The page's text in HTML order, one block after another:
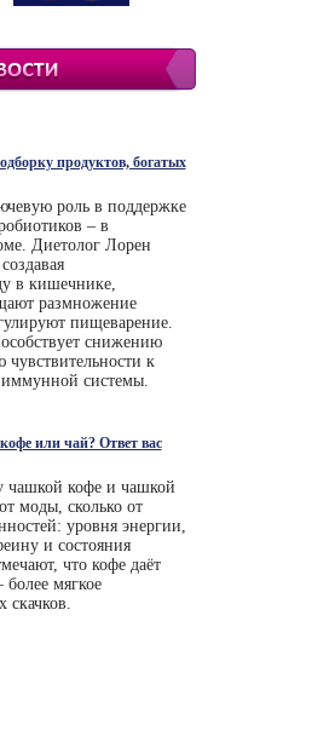
продуктов, богатых
роль в поддержке
– в
Диетолог Лорен
в кишечнике,
размножение
пищеварение.
снижению
к
системы.
или чай? Ответ вас
кофе и чашкой
моды, сколько от
уровня энергии,
и состояния
что кофе даёт
мягкое
скачков.